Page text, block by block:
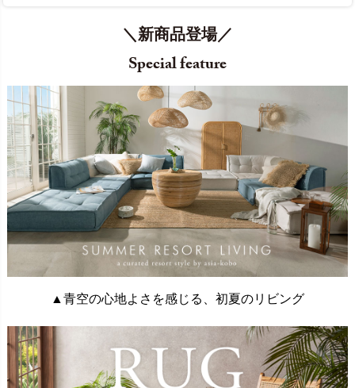
＼新商品登場／
Special feature
▲青空の心地よさを感じる、初夏のリビング